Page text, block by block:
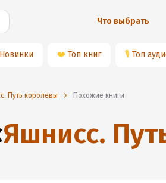
Что выбрать
Новинки ❤️ Топ книг 🎙 Топ
Путь королевы Похожие книги
Яшнисс.